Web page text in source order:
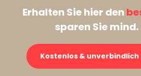
Erhalten Sie hier den
sparen Sie
Kostenlos &